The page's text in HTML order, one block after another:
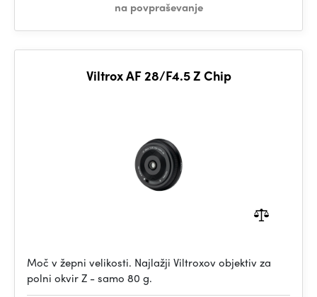
na povpraševanje
Viltrox AF 28/F4.5 Z Chip
Moč v žepni velikosti. Najlažji Viltroxov objektiv za
polni okvir Z - samo 80 g.